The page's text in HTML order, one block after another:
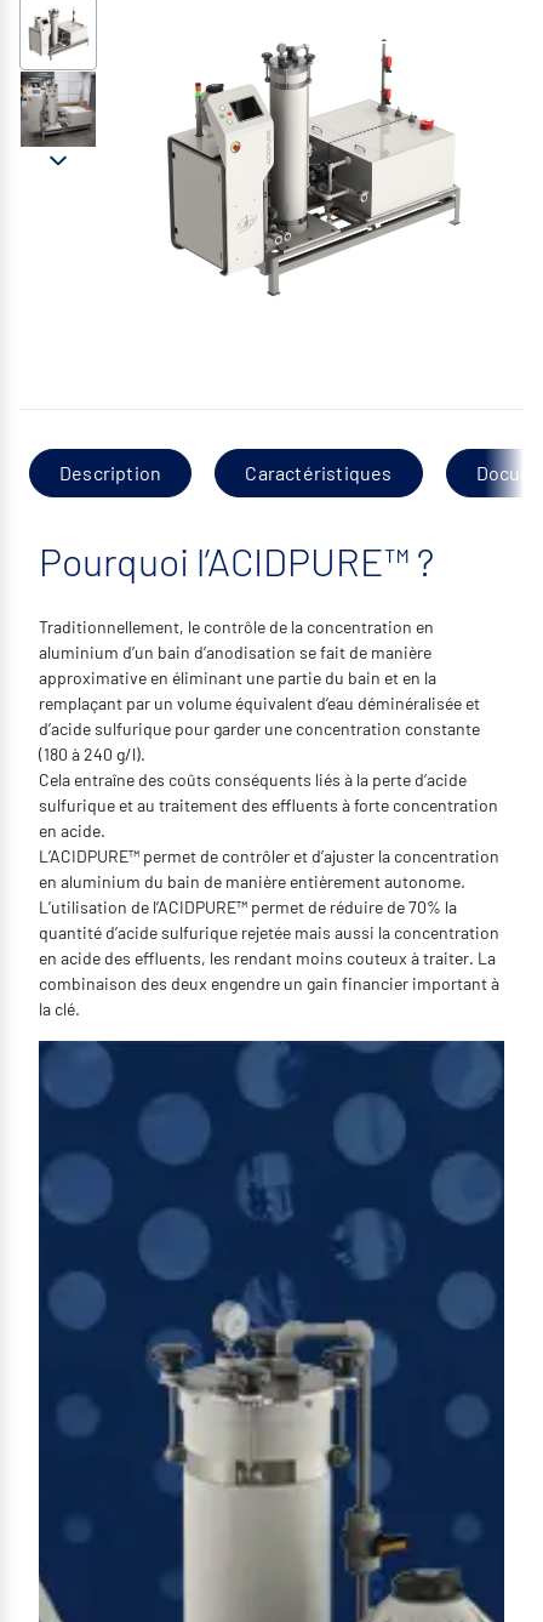
Description Caractéristiques
Pourquoi l’ACIDPURE™ ?
Traditionnellement, le contrôle de la concentration en
aluminium d’un bain d’anodisation se fait de manière
approximative en éliminant une partie du bain et en la
remplaçant par un volume équivalent d’eau déminéralisée et
d’acide sulfurique pour garder une concentration constante
(180 à 240 g/l).
Cela entraîne des coûts conséquents liés à la perte d’acide
sulfurique et au traitement des effluents à forte concentration
en acide.
L’ACIDPURE™ permet de contrôler et d’ajuster la concentration
en aluminium du bain de manière entièrement autonome.
L’utilisation de l’ACIDPURE™ permet de réduire de 70% la
quantité d’acide sulfurique rejetée mais aussi la concentration
en acide des effluents, les rendant moins couteux à traiter. La
combinaison des deux engendre un gain financier important à
la clé.